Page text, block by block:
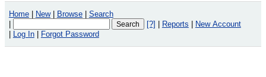
Home New Browse
Search
[?] Reports
New Account
Log In Forgot Password